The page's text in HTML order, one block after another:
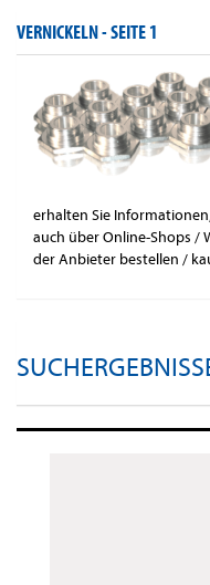
VERNICKELN -SEITE 1
erhalten Sie
auch über Online-Shops /
der Anbieter bestellen /